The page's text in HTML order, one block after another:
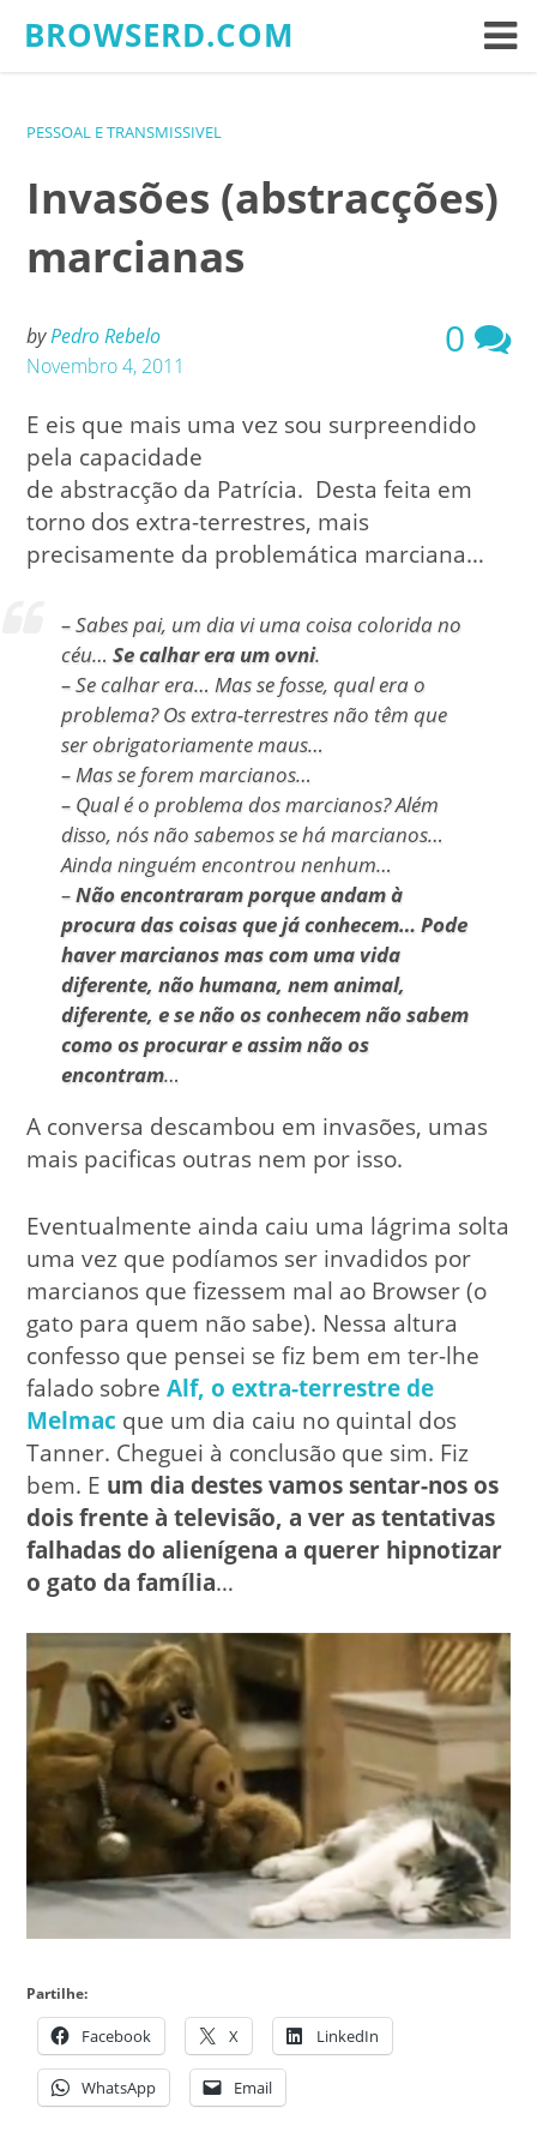
BROWSERD.COM
PESSOAL E TRANSMISSIVEL
Invasões (abstracções)
marcianas
byPedro Rebelo
Novembro 4, 2011
0
E eis que mais uma vez sou surpreendido
pela capacidade
de abstracção da Patrícia. Desta feita em
torno dos extra-terrestres, mais
precisamente da problemática marciana…
– Sabes pai, um dia vi uma coisa colorida no
céu… Se calhar era um ovni.
– Se calhar era… Mas se fosse, qual era o
problema? Os extra-terrestres não têm que
ser obrigatoriamente maus…
– Mas se forem marcianos…
– Qual é o problema dos marcianos? Além
disso, nós não sabemos se há marcianos…
Ainda ninguém encontrou nenhum…
–Não encontraram porque andam à
procura das coisas que já conhecem… Pode
haver marcianos mas com uma vida
diferente, não humana, nem animal,
diferente, e se não os conhecem não sabem
como os procurar e assim não os
encontram…
A conversa descambou em invasões, umas
mais pacificas outras nem por isso.
Eventualmente ainda caiu uma lágrima solta
uma vez que podíamos ser invadidos por
marcianos que fizessem mal ao Browser (o
gato para quem não sabe). Nessa altura
confesso que pensei se fiz bem em ter-lhe
falado sobre Alf, o extra-terrestre de
Melmac que um dia caiu no quintal dos
Tanner. Cheguei à conclusão que sim. Fiz
bem. E um dia destes vamos sentar-nos os
dois frente à televisão, a ver as tentativas
falhadas do alienígena a querer hipnotizar
o gato da família…
Partilhe:
Facebook X LinkedIn
WhatsApp Email